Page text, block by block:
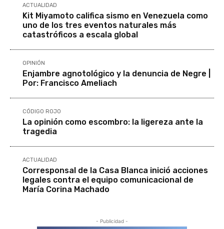
ACTUALIDAD
Kit Miyamoto califica sismo en Venezuela como
uno de los tres eventos naturales más
catastróficos a escala global
OPINIÓN
Enjambre agnotológico y la denuncia de Negre |
Por: Francisco Ameliach
CÓDIGO ROJO
La opinión como escombro: la ligereza ante la
tragedia
ACTUALIDAD
Corresponsal de la Casa Blanca inició acciones
legales contra el equipo comunicacional de
María Corina Machado
- Publicidad -